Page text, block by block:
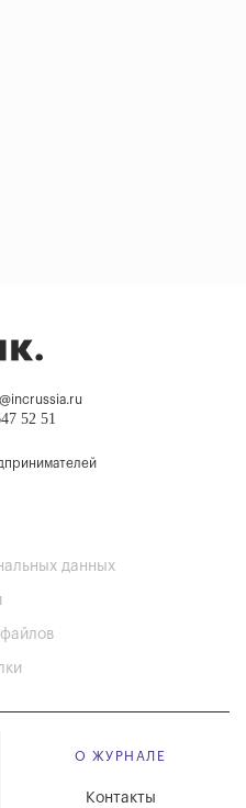
52 51
данных
О ЖУРНАЛЕ
Контакты